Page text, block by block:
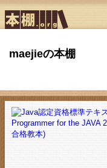
maejieの本棚